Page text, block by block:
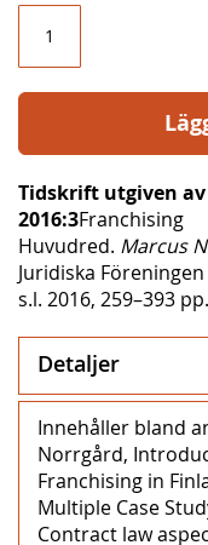
Tidskrift utgiven
2016:3Franchising
Huvudred. Marcus
Juridiska
s.l. 2016, 259–393 pp.
Detaljer
Innehåller bland
Norrgård,
Franchising in
Multiple Case
Contract law